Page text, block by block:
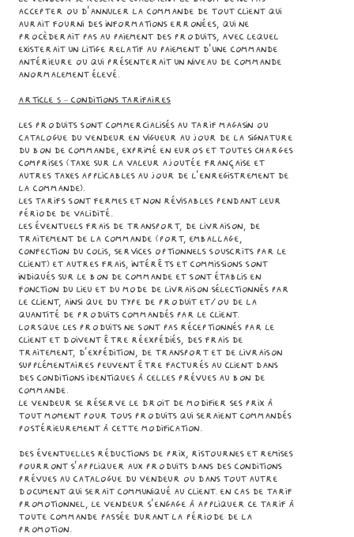
accepter ou d’annuler la commande de tout Client qui
aurait fourni des informations erronées, qui ne
procèderait pas au paiement des Produits, avec lequel
existerait un litige relatif au paiement d’une commande
antérieure ou qui présenterait un niveau de commande
anormalement élevé.
Article 5 – CONDITIONS TARIFAIRES
Les Produits sont commercialisés au tarif magasin ou
catalogue du Vendeur en vigueur au jour de la signature
du bon de commande, exprimé en euros et toutes charges
comprises (taxe sur la valeur ajoutée française et
autres taxes applicables au jour de l’enregistrement de
la commande).
Les tarifs sont fermes et non révisables pendant leur
période de validité.
Les éventuels frais de transport, de livraison, de
traitement de la commande (port, emballage,
confection du colis, services optionnels souscrits par le
Client) et autres frais, intérêts et commissions sont
indiqués sur le bon de commande et sont établis en
fonction du lieu et du mode de livraison sélectionnés par
le Client, ainsi que du type de Produit et/ou de la
quantité de Produits commandés par le Client.
Lorsque les Produits ne sont pas réceptionnés par le
Client et doivent être réexpédiés, des frais de
traitement, d’expédition, de transport et de livraison
supplémentaires peuvent être facturés au Client dans
des conditions identiques à celles prévues au bon de
commande.
Le Vendeur se réserve le droit de modifier ses prix à
tout moment pour tous Produits qui seraient commandés
postérieurement à cette modification.
Des éventuelles réductions de prix, ristournes et remises
pourront s’appliquer aux Produits dans des conditions
prévues au catalogue du Vendeur ou dans tout autre
document qui serait communiqué au Client. En cas de tarif
promotionnel, le Vendeur s'engage à appliquer ce tarif à
toute commande passée durant la période de la
promotion.